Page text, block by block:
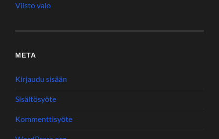
Viisto valo
META
Kirjaudu sisään
Sisältösyöte
Kommenttisyöte